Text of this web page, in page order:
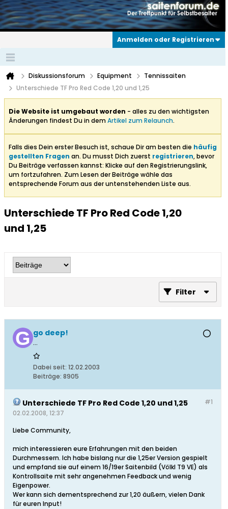
Anmelden oder Registrieren
Diskussionsforum Equipment
Tennissaiten
Unterschiede TF Pro Red Code 1,20 und 1,25
Die Website ist umgebaut worden - alles zu den wichtigsten
Änderungen findest Du in demArtikel zum Relaunch.
Falls dies Dein erster Besuch ist, schaue Dir am besten die häufig
gestellten Fragen an. Du musst Dich zuerst registrieren, bevor
Du Beiträge verfassen kannst: Klicke auf den Registrierungslink,
um fortzufahren. Zum Lesen der Beiträge wähle das
entsprechende Forum aus der untenstehenden Liste aus.
Unterschiede TF Pro Red Code 1,20
und 1,25
Filter
go deep!
...
Dabei seit: 12.02.2003
Beiträge: 8905
#1
Unterschiede TF Pro Red Code 1,20 und 1,25
02.02.2008, 12:37
Liebe Community,
mich interessieren eure Erfahrungen mit den beiden
Durchmessern. Ich habe bislang nur die 1,25er Version gespielt
und empfand sie auf einem 16/19er Saitenbild (Völkl T9 VE) als
Kontrollsaite mit sehr angenehmen Feedback und wenig
Eigenpower.
Wer kann sich dementsprechend zur 1,20 äußern, vielen Dank
für euren Input!